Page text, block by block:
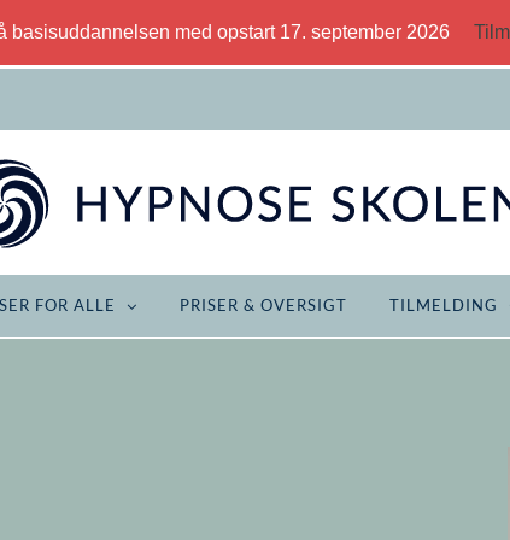
basisuddannelsen med opstart 17. september 2026
FOR ALLE PRISER & OVERSIGT TILMELDING